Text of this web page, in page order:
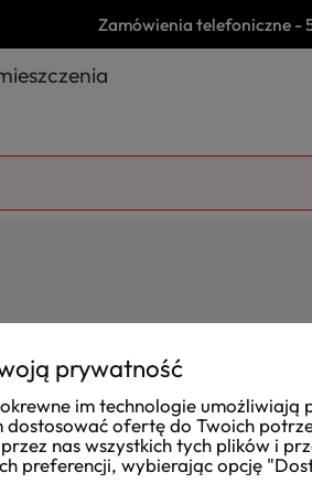
Joanna
zweryfikowano
Przesyłkę otrzymałam na czas.
Zamówienia telefoniczne -
prywatność
im technologie umożliwiają
dostosować ofertę do Twoich
nas wszystkich tych plików i
preferencji, wybierając opcję